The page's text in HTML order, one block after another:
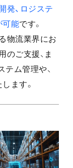
発、ロジステ
可能です。
物流業界にお
のご支援、ま
ム管理や、
ます。